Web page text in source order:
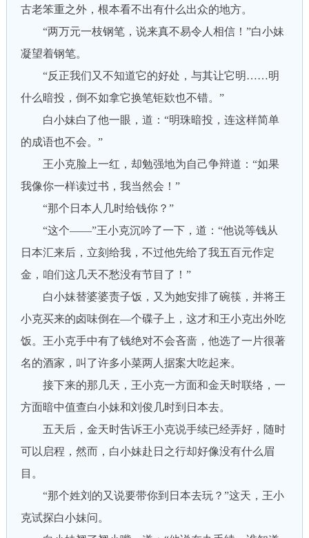
古老笨重之外，根本看不出有什么出众的地方。
“两万元一枝钢笔，说来真不易令人相信！”白小妹
凝望着钢笔。
“反正我们又不知道它的好处，与其让它明……明
什么暗投，倒不如拿它换笔钜欵也不错。”
白小妹白了他一眼，道：“明珠暗投，连这样简单
的成语也不会。”
王小克脸上一红，却勉强地为自己争辩道：“如果
我像你一样读过书，我当然会！”
“那个日本人几时给钱你？”
“这个——”王小克沉吟了一下，道：“他说等钱从
日本汇来后，立刻给我，不过他先给了我五百元作定
金，咱们这几天不愁没有节目了！”
白小妹替婆婆责子饭，又为她安排了碗筷，并将王
小克买来的卤味倒在—个碟子上，这才和王小克出外吃
饭。王小克手中有了钱绝对不会吝啬，他选了一片很著
名的酒家，叫了许多小菜两人据案大吃起来。
接下来的那几天，王小克一方面和金天时联络，一
方面暗中值查白小妹和刘俊几时到日本去。
五天后，金天时吿诉王小克说手续已经弄好，随时
可以启程，然而，白小妹赴日之行却好像没有什么眉
目。
“那个姓刘的又说要带你到日本去玩？”这天，王小
克试探白小妹问。